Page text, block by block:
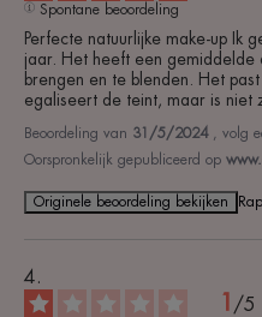
Spontane beoordeling
Perfecte natuurlijke make-up Ik
jaar. Het heeft een gemiddelde
brengen en te blenden. Het
egaliseert de teint, maar is niet
Beoordeling van 31/5/2024 , volg
Oorspronkelijk gepubliceerd op
Originele beoordeling bekijken
1 /5